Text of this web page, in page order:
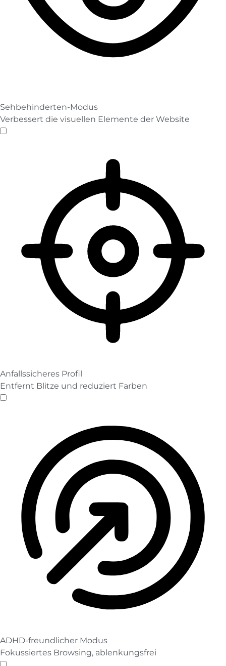
Sehbehinderten-Modus
Verbessert die visuellen Elemente der Website
Sehbehinderten-Modus
Anfallssicheres Profil
Entfernt Blitze und reduziert Farben
Anfallssicheres Profil
ADHD-freundlicher Modus
Fokussiertes Browsing, ablenkungsfrei
ADHD-freundlicher Modus